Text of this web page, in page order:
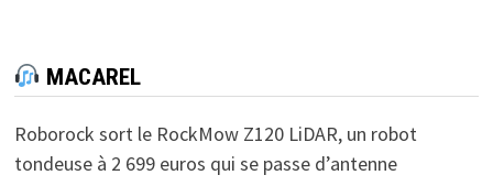
MACAREL
Roborock sort le RockMow Z120 LiDAR, un robot
tondeuse à 2 699 euros qui se passe d’antenne